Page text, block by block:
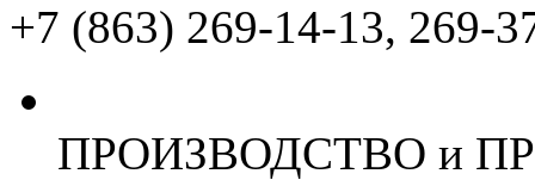
+7 (863) 269-14-13, 269-
ПРОИЗВОДСТВО и